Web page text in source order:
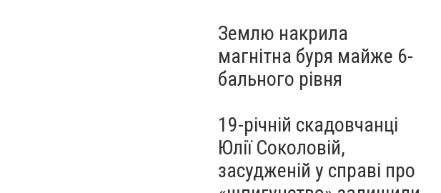
Землю накрила
магнітна буря майже 6-
бального рівня
19-річній скадовчанці
Юлії Соколовій,
засудженій у справі про